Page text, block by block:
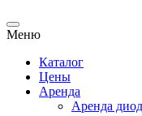
Меню
Каталог
Цены
Аренда
Аренда